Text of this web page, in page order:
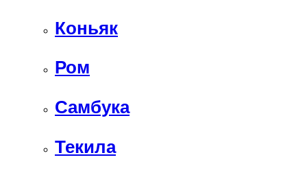
Коньяк
Ром
Самбука
Текила